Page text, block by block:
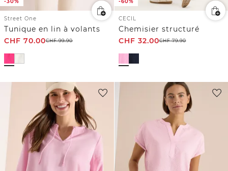
Street One
Tunique en lin à volants
CHF 70.00CHF99.90
CECIL
Chemisier structuré
CHF 32.00CHF79.90